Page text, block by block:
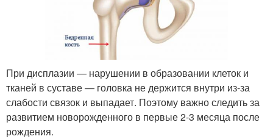
При дисплазии — нарушении в образовании клеток и
тканей в суставе — головка не держится внутри из-за
слабости связок и выпадает. Поэтому важно следить за
развитием новорожденного в первые 2-3 месяца после
рождения.